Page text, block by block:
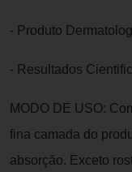
- Produto
- Resultados
MODO DE USO:
fina camada do
absorção. Exceto